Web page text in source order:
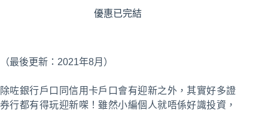
優惠已完結
（最後更新：2021年8月）
除咗銀行戶口同信用卡戶口會有迎新之外，其實好多證
券行都有得玩迎新㗎！雖然小編個人就唔係好識投資，